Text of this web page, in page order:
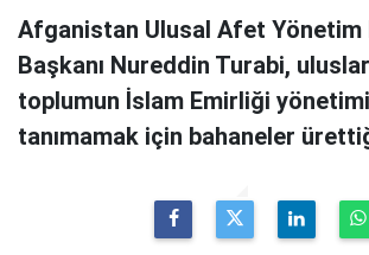
Afganistan Ulusal Afet Yönetim
Başkanı Nureddin Turabi,
toplumun İslam Emirliği
tanımamak için bahaneler